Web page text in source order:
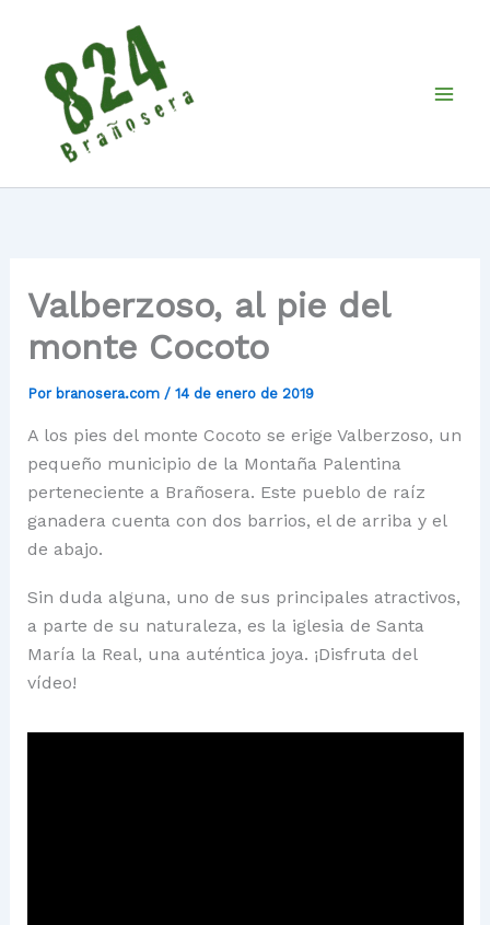
contenido
Valberzoso, al pie del
monte Cocoto
Por branosera.com / 14 de enero de 2019
A los pies del monte Cocoto se erige Valberzoso, un
pequeño municipio de la Montaña Palentina
perteneciente a Brañosera. Este pueblo de raíz
ganadera cuenta con dos barrios, el de arriba y el
de abajo.
Sin duda alguna, uno de sus principales atractivos,
a parte de su naturaleza, es la iglesia de Santa
María la Real, una auténtica joya. ¡Disfruta del
vídeo!